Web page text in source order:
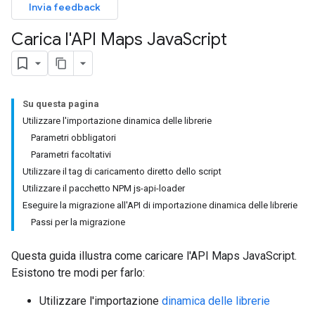
Invia feedback
Carica l'API Maps JavaScript
Su questa pagina
Utilizzare l'importazione dinamica delle librerie
Parametri obbligatori
Parametri facoltativi
Utilizzare il tag di caricamento diretto dello script
Utilizzare il pacchetto NPM js-api-loader
Eseguire la migrazione all'API di importazione dinamica delle librerie
Passi per la migrazione
Questa guida illustra come caricare l'API Maps JavaScript.
Esistono tre modi per farlo:
Utilizzare l'importazione dinamica delle librerie